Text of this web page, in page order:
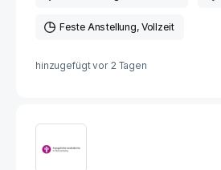
Feste Anstellung Vollzeit
hinzugefügt vor 2 Tagen